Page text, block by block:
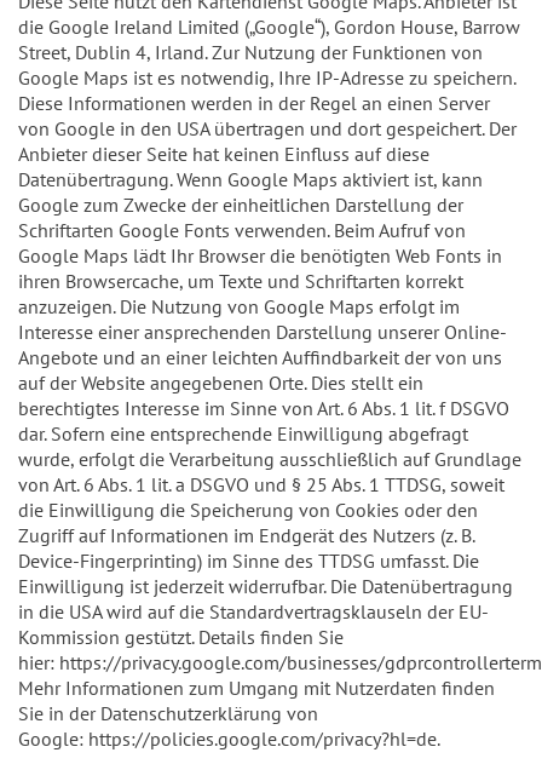
die Google Ireland Limited („Google“), Gordon House, Barrow
Street, Dublin 4, Irland. Zur Nutzung der Funktionen von
Google Maps ist es notwendig, Ihre IP-Adresse zu speichern.
Diese Informationen werden in der Regel an einen Server
von Google in den USA übertragen und dort gespeichert. Der
Anbieter dieser Seite hat keinen Einfluss auf diese
Datenübertragung. Wenn Google Maps aktiviert ist, kann
Google zum Zwecke der einheitlichen Darstellung der
Schriftarten Google Fonts verwenden. Beim Aufruf von
Google Maps lädt Ihr Browser die benötigten Web Fonts in
ihren Browsercache, um Texte und Schriftarten korrekt
anzuzeigen. Die Nutzung von Google Maps erfolgt im
Interesse einer ansprechenden Darstellung unserer Online-
Angebote und an einer leichten Auffindbarkeit der von uns
auf der Website angegebenen Orte. Dies stellt ein
berechtigtes Interesse im Sinne von Art. 6 Abs. 1 lit. f DSGVO
dar. Sofern eine entsprechende Einwilligung abgefragt
wurde, erfolgt die Verarbeitung ausschließlich auf Grundlage
von Art. 6 Abs. 1 lit. a DSGVO und § 25 Abs. 1 TTDSG, soweit
die Einwilligung die Speicherung von Cookies oder den
Zugriff auf Informationen im Endgerät des Nutzers (z. B.
Device-Fingerprinting) im Sinne des TTDSG umfasst. Die
Einwilligung ist jederzeit widerrufbar. Die Datenübertragung
in die USA wird auf die Standardvertragsklauseln der EU-
Kommission gestützt. Details finden Sie
hier: https://privacy.google.com/businesses/
Mehr Informationen zum Umgang mit Nutzerdaten finden
Sie in der Datenschutzerklärung von
Google: https://policies.google.com/privacy?hl=de.